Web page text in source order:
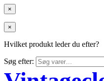
×
×
Hvilket produkt leder du efter?
Søg efter: